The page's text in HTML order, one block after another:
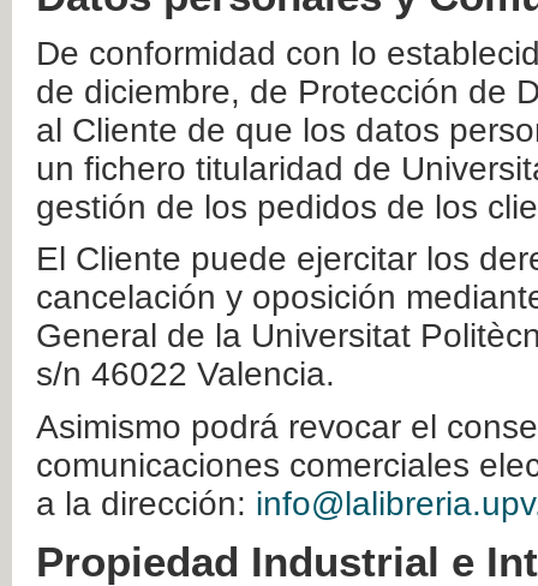
De conformidad con lo
de diciembre, de Protección de
al Cliente de que los datos
un fichero titularidad de
gestión de los pedidos de los
El Cliente puede ejercitar los
cancelación y oposición
General de la Universitat
s/n 46022 Valencia.
Asimismo podrá revocar el
comunicaciones comerciales
a la dirección:
Propiedad Industrial e